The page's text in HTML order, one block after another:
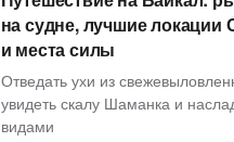
на судне, лучшие локации
и места силы
Отведать ухи из
увидеть скалу Шаманка и
видами